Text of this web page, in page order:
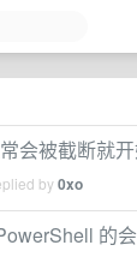
会被截断就
by0xo
的